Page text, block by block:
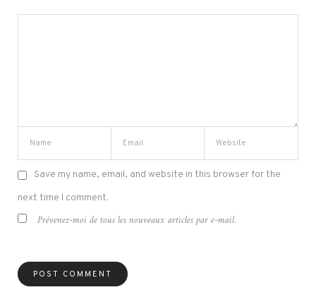
Save my name, email, and website in this browser for the
next time I comment.
Prévenez-moi de tous les nouveaux articles par e-mail.